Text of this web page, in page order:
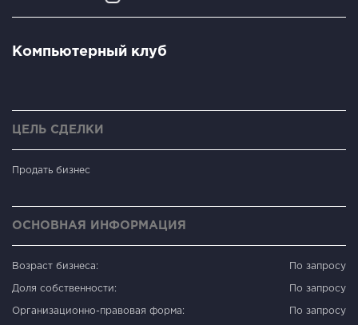
Компьютерный клуб
ЦЕЛЬ СДЕЛКИ
Продать бизнес
ОСНОВНАЯ ИНФОРМАЦИЯ
Возраст бизнеса: По запросу
Доля собственности: По запросу
Организационно-правовая форма: По запросу